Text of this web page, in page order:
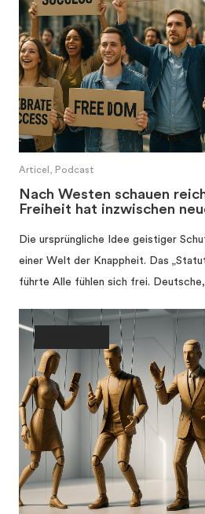
Articel, Podcast
Nach Westen schauen
Freiheit hat inzwischen
Die ursprüngliche Idee geistiger
einer Welt der Knappheit. Das
führte Alle fühlen sich frei.